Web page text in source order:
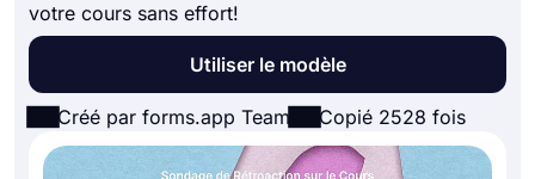
votre cours sans effort!
Utiliser le modèle
Créé par forms.app Team Copié 2528 fois